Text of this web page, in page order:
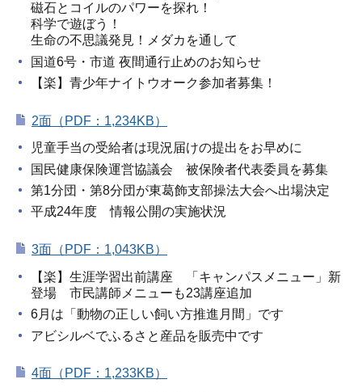
磁石とコイルのパワーを探れ！
科学で遊ぼう！
生命の不思議発見！メダカを通して
国道6号・市道 夜間通行止めのお知らせ
【楽】青少年ナイトウオーク参加者募集！
2面（PDF：1,234KB）
児童手当の受給者は現況届けの提出をお早めに
国民健康保険運営協議会 被保険者代表委員を募集
第1分団・第8分団が東葛飾支部操法大会へ出場決定
平成24年度 情報公開の実施状況
3面（PDF：1,043KB）
【楽】生涯学習出前講座 「キャンパスメニュー」新
登場 市民講師メニューも23講座追加
6月は「動物の正しい飼い方推進月間」です
アビシルベでふるさと産品を販売中です
4面（PDF：1,233KB）